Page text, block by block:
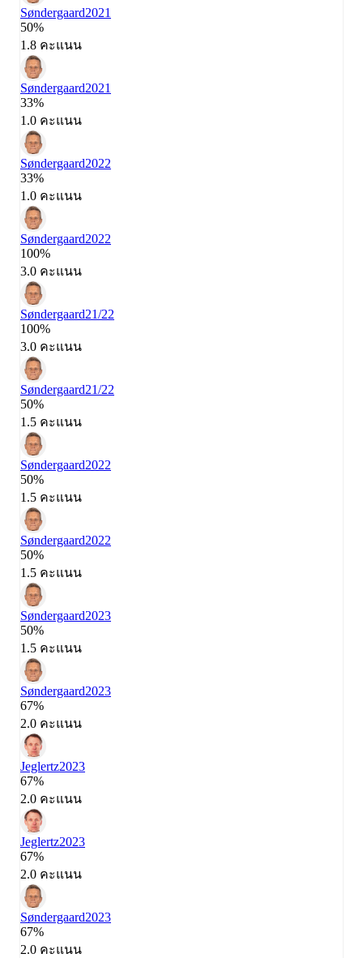
Søndergaard2021
50%
1.8 คะแนน
Søndergaard2021
33%
1.0 คะแนน
Søndergaard2022
33%
1.0 คะแนน
Søndergaard2022
100%
3.0 คะแนน
Søndergaard21/22
100%
3.0 คะแนน
Søndergaard21/22
50%
1.5 คะแนน
Søndergaard2022
50%
1.5 คะแนน
Søndergaard2022
50%
1.5 คะแนน
Søndergaard2023
50%
1.5 คะแนน
Søndergaard2023
67%
2.0 คะแนน
Jeglertz2023
67%
2.0 คะแนน
Jeglertz2023
67%
2.0 คะแนน
Søndergaard2023
67%
2.0 คะแนน